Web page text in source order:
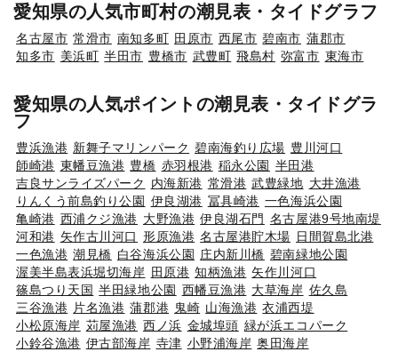
愛知県の人気市町村の潮見表・タイドグラフ
名古屋市 常滑市 南知多町 田原市 西尾市 碧南市 蒲郡市
知多市 美浜町 半田市 豊橋市 武豊町 飛島村 弥富市 東海市
愛知県の人気ポイントの潮見表・タイドグラ
フ
豊浜漁港 新舞子マリンパーク 碧南海釣り広場 豊川河口
師崎港 東幡豆漁港 豊橋 赤羽根港 稲永公園 半田港
吉良サンライズパーク
内海新港 常滑港 武豊緑地 大井漁港
りんくう前島釣り公園 伊良湖港 冨具崎港 一色海浜公園
亀崎港 西浦クジ漁港 大野漁港 伊良湖石門 名古屋港9号地南堤
河和港 矢作古川河口 形原漁港 名古屋港貯木場 日間賀島北港
一色漁港 潮見橋 白谷海浜公園 庄内新川橋 碧南緑地公園
渥美半島表浜堀切海岸 田原港 知柄漁港 矢作川河口
篠島つり天国 半田緑地公園 西幡豆漁港 大草海岸 佐久島
三谷漁港 片名漁港 蒲郡港 鬼崎 山海漁港 衣浦西堤
小松原海岸 苅屋漁港 西ノ浜 金城埠頭 緑が浜エコパーク
小鈴谷漁港 伊古部海岸 寺津 小野浦海岸 奥田海岸